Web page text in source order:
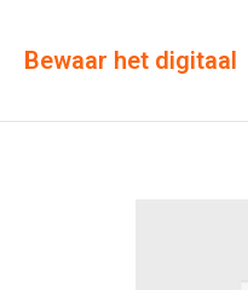
Bewaar het digitaal